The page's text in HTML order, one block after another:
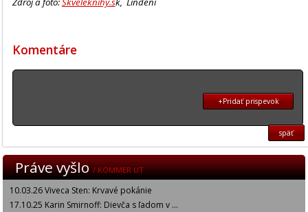
Komentáre
+Pridať prispevok
späť
Práve vyšlo/ KOMMER UT
10.03.26 Viveca Sten: Krvavé pokánie
17.10.25 Karin Smirnoff: Dievča s ľadom v ...